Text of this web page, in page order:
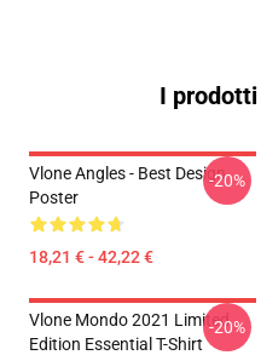
I
Vlone Angles - Best Design
Poster
18,21 € - 42,22 €
-20%
Vlone Mondo 2021 Limited
Edition Essential T-Shirt
-20%